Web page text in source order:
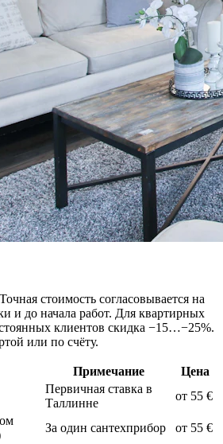
стоимость согласовывается на
и до начала работ. Для квартирных
клиентов скидка −15…−25%.
или по счёту.
Примечание
Цена
Первичная ставка в
Таллинне
от 55 €
За один сантехприбор
от 55 €